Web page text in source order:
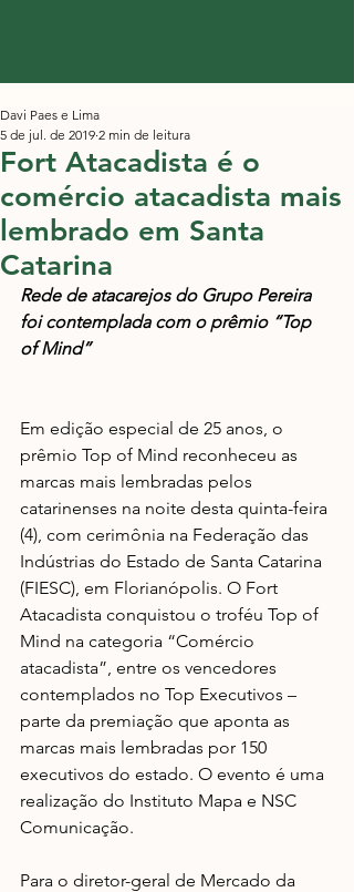
Fort Atacadista é o
comércio atacadista mais
lembrado em Santa
Catarina
Davi Paes e Lima
5 de jul. de 2019 2 min de leitura
Rede de atacarejos do Grupo Pereira
foi contemplada com o prêmio “Top
of Mind”
Em edição especial de 25 anos, o
prêmio Top of Mind reconheceu as
marcas mais lembradas pelos
catarinenses na noite desta quinta-feira
(4), com cerimônia na Federação das
Indústrias do Estado de Santa Catarina
(FIESC), em Florianópolis. O Fort
Atacadista conquistou o troféu Top of
Mind na categoria “Comércio
atacadista”, entre os vencedores
contemplados no Top Executivos –
parte da premiação que aponta as
marcas mais lembradas por 150
executivos do estado. O evento é uma
realização do Instituto Mapa e NSC
Comunicação.
Para o diretor-geral de Mercado da